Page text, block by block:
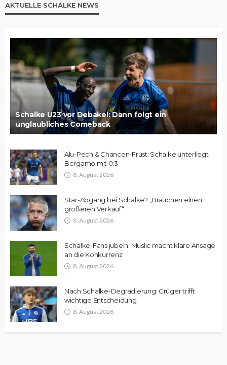
AKTUELLE SCHALKE NEWS
Schalke U23 vor Debakel: Dann folgt ein
unglaubliches Comeback
Alu-Pech & Chancen-Frust: Schalke unterliegt
Bergamo mit 0:3
8. August 2026
Star-Abgang bei Schalke? „Brauchen einen
größeren Verkauf“
8. August 2026
Schalke-Fans jubeln: Muslic macht klare Ansage
an die Konkurrenz
8. August 2026
Nach Schalke-Degradierung: Grüger trifft
wichtige Entscheidung
8. August 2026